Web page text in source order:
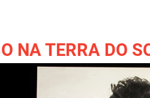
NA TERRA DO